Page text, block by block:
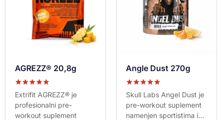
AGREZZ® 20,8g
Ocenjeno sa
5.00
od 5
Extrifit AGREZZ® je
profesionalni pre-
workout suplement
Angle Dust 270g
Ocenjeno sa
5.00
od 5
Skull Labs Angel Dust je
pre-workout suplement
namenjen sportistima i...